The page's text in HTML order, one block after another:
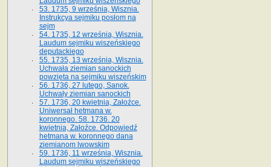
53. 1735, 9 września, Wisznia.
Instrukcya sejmiku posłom na
sejm
54. 1735, 12 września, Wisznia.
Laudum sejmiku wiszeńskiego
deputackiego
55. 1735, 13 września, Wisznia.
Uchwała ziemian sanockich
powzięta na sejmiku wiszeńskim
56. 1736, 27 lutego, Sanok.
Uchwały ziemian sanockich
57. 1736, 20 kwietnia, Załoźce.
Uniwersał hetmana w.
koronnego. 58. 1736. 20
kwietnia, Załoźce. Odpowiedź
hetmana w. koronnego dana
ziemianom lwowskim
59. 1736, 11 września, Wisznia.
Laudum sejmiku wiszeńskiego